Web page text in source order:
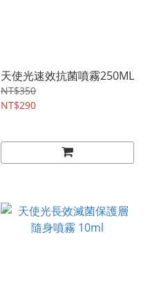
天使光速效抗菌噴霧250ML
NT$350
NT$290